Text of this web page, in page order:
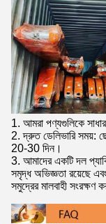
1. আমরা পণ্যগুলিকে
2. দ্রুত ডেলিভারি সময়:
20-30 দিন।
3. আমাদের একটি দল
সমৃদ্ধ অভিজ্ঞতা রয়েছে
সমুদ্রের মালবাহী সংরক্ষণ